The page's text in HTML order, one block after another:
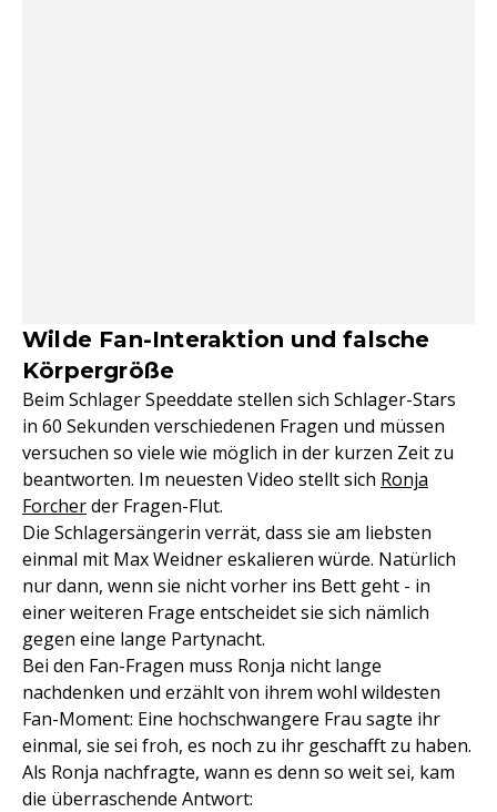
Wilde Fan-Interaktion und falsche
Körpergröße
Beim Schlager Speeddate stellen sich Schlager-Stars
in 60 Sekunden verschiedenen Fragen und müssen
versuchen so viele wie möglich in der kurzen Zeit zu
beantworten. Im neuesten Video stellt sich Ronja
Forcherder Fragen-Flut.
Die Schlagersängerin verrät, dass sie am liebsten
einmal mit Max Weidner eskalieren würde. Natürlich
nur dann, wenn sie nicht vorher ins Bett geht - in
einer weiteren Frage entscheidet sie sich nämlich
gegen eine lange Partynacht.
Bei den Fan-Fragen muss Ronja nicht lange
nachdenken und erzählt von ihrem wohl wildesten
Fan-Moment: Eine hochschwangere Frau sagte ihr
einmal, sie sei froh, es noch zu ihr geschafft zu haben.
Als Ronja nachfragte, wann es denn so weit sei, kam
die überraschende Antwort: